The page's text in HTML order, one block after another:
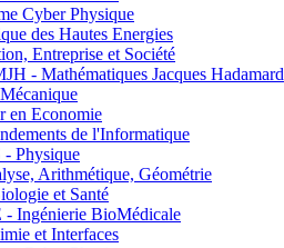
Cyber Physique
des Hautes Energies
Entreprise et Société
- Mathématiques Jacques Hadamard
en Economie
de l'Informatique
Physique
Arithmétique, Géométrie
et Santé
Ingénierie BioMédicale
et Interfaces